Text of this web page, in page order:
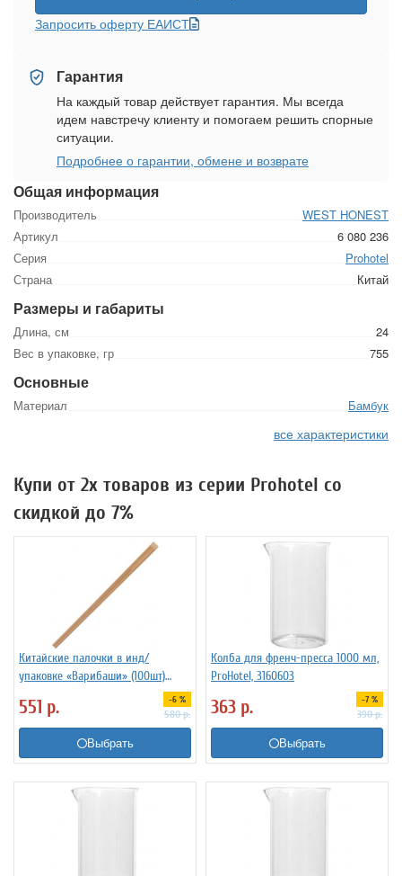
Общая информация
Производитель
WEST HONEST
Артикул
6 080 236
Серия
Prohotel
Страна
Китай
Размеры и габариты
Длина, см
24
Вес в упаковке, гр
755
Основные
Материал Бамбук
все характеристики
Запросить оферту ЕАИСТ
Гарантия
На каждый товар действует гарантия. Мы всегда
идем навстречу клиенту и помогаем решить спорные
ситуации.
Подробнее о гарантии, обмене и возврате
Купи от 2х товаров из серии Prohotel со
скидкой до 7%
Китайские палочки в инд/
упаковке «Варибаши» (100шт)
551 р. -6 %
580р.
Выбрать
Колба для френч-пресса 1000 мл,
ProHotel, 3160603
363 р. -7 %
390р.
Выбрать